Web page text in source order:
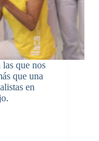
las que nos
que una
en